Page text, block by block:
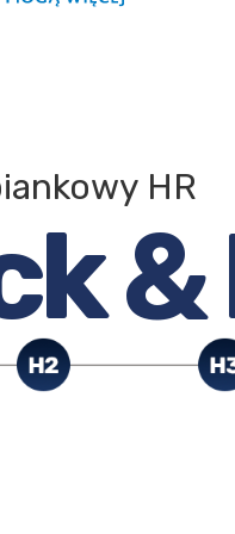
HR
&